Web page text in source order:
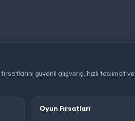
güvenli alışveriş, hızlı teslimat ve
Oyun Fırsatları